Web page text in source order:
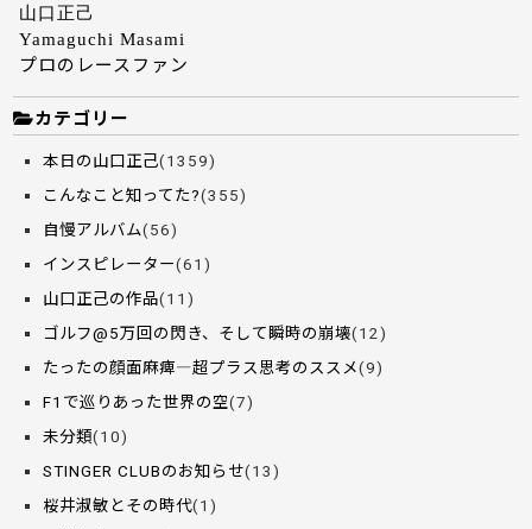
山口正己
Yamaguchi Masami
プロのレースファン
カテゴリー
本日の山口正己(1359)
こんなこと知ってた?(355)
自慢アルバム(56)
インスピレーター(61)
山口正己の作品(11)
ゴルフ@5万回の閃き、そして瞬時の崩壊(12)
たったの顔面麻痺―超プラス思考のススメ(9)
F1で巡りあった世界の空(7)
未分類(10)
STINGER CLUBのお知らせ(13)
桜井淑敏とその時代(1)